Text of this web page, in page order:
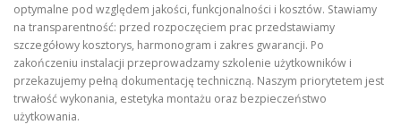
optymalne pod względem jakości, funkcjonalności i kosztów. Stawiamy
na transparentność: przed rozpoczęciem prac przedstawiamy
szczegółowy kosztorys, harmonogram i zakres gwarancji. Po
zakończeniu instalacji przeprowadzamy szkolenie użytkowników i
przekazujemy pełną dokumentację techniczną. Naszym priorytetem jest
trwałość wykonania, estetyka montażu oraz bezpieczeństwo
użytkowania.